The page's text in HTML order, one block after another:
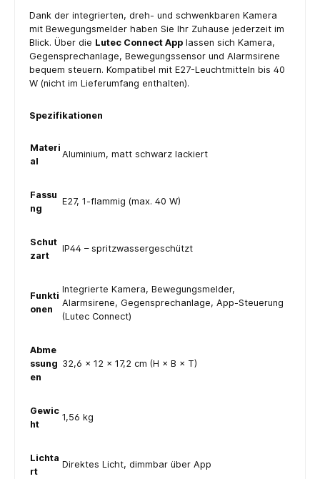
Dank der integrierten, dreh- und schwenkbaren Kamera
mit Bewegungsmelder haben Sie Ihr Zuhause jederzeit im
Blick. Über die Lutec Connect App lassen sich Kamera,
Gegensprechanlage, Bewegungssensor und Alarmsirene
bequem steuern. Kompatibel mit E27-Leuchtmitteln bis 40
W (nicht im Lieferumfang enthalten).
Spezifikationen
Materi
al
Aluminium, matt schwarz lackiert
Fassu
ng
E27, 1-flammig (max. 40 W)
Schut
zart
IP44 – spritzwassergeschützt
Funkti
onen
Integrierte Kamera, Bewegungsmelder,
Alarmsirene, Gegensprechanlage, App-Steuerung
(Lutec Connect)
Abme
ssung
en
32,6 × 12 × 17,2 cm (H × B × T)
Gewic
ht
1,56 kg
Lichta
rt
Direktes Licht, dimmbar über App